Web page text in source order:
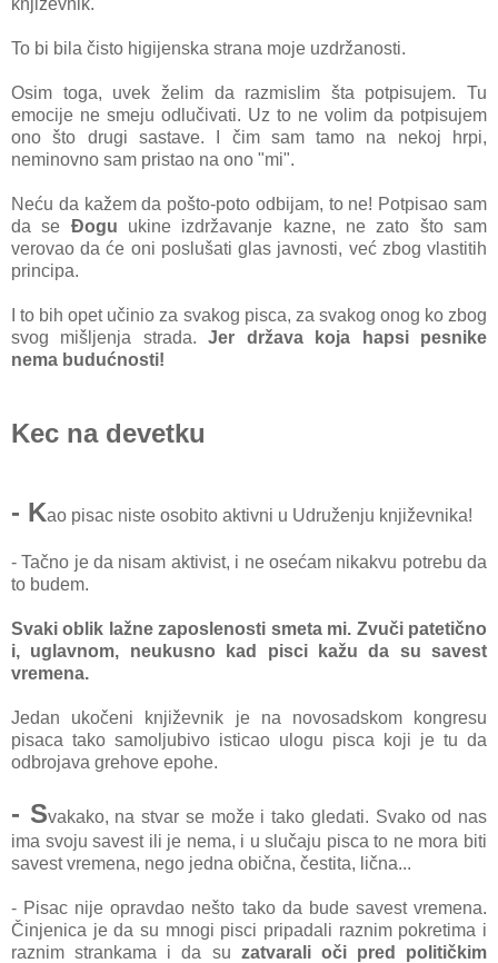
književnik.
To bi bila čisto higijenska strana moje uzdržanosti.
Osim toga, uvek želim da razmislim šta potpisujem. Tu
emocije ne smeju odlučivati. Uz to ne volim da potpisujem
ono što drugi sastave. I čim sam tamo na nekoj hrpi,
neminovno sam pristao na ono "mi".
Neću da kažem da pošto-poto odbijam, to ne! Potpisao sam
da se Đogu ukine izdržavanje kazne, ne zato što sam
verovao da će oni poslušati glas javnosti, već zbog vlastitih
principa.
I to bih opet učinio za svakog pisca, za svakog onog ko zbog
svog mišljenja strada.Jer država koja hapsi pesnike
nema budućnosti!
Kec na devetku
- Kao pisac niste osobito aktivni u Udruženju književnika!
- Tačno je da nisam aktivist, i ne osećam nikakvu potrebu da
to budem.
Svaki oblik lažne zaposlenosti smeta mi. Zvuči patetično
i, uglavnom, neukusno kad pisci kažu da su savest
vremena.
Jedan ukočeni književnik je na novosadskom kongresu
pisaca tako samoljubivo isticao ulogu pisca koji je tu da
odbrojava grehove epohe.
- Svakako, na stvar se može i tako gledati. Svako od nas
ima svoju savest ili je nema, i u slučaju pisca to ne mora biti
savest vremena, nego jedna obična, čestita, lična...
- Pisac nije opravdao nešto tako da bude savest vremena.
Činjenica je da su mnogi pisci pripadali raznim pokretima i
raznim strankama i da su zatvarali oči pred političkim